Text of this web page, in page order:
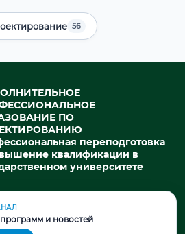
56
ПО
переподготовка
квалификации в
университете
материалов портала активная ссылка
и новостей